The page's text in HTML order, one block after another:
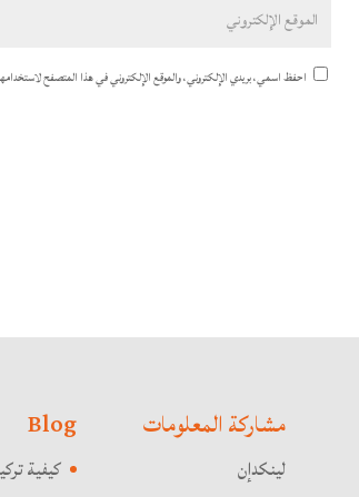
احفظ اسمي، بريدي الإلكتروني، والموقع الإلكتروني في هذا المتصفح
Blog
كيفية
مشاركة المعلومات
لينكدإن